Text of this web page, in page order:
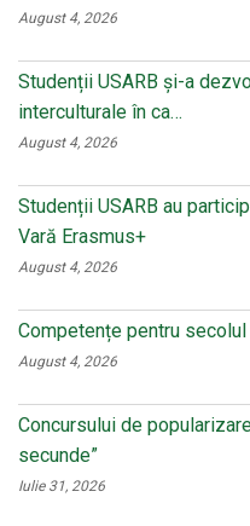
August 4, 2026
Studenții USARB și-a
interculturale în ca…
August 4, 2026
Studenții USARB au
Vară Erasmus+
August 4, 2026
Competențe pentru
August 4, 2026
Concursului de
secunde”
Iulie 31, 2026